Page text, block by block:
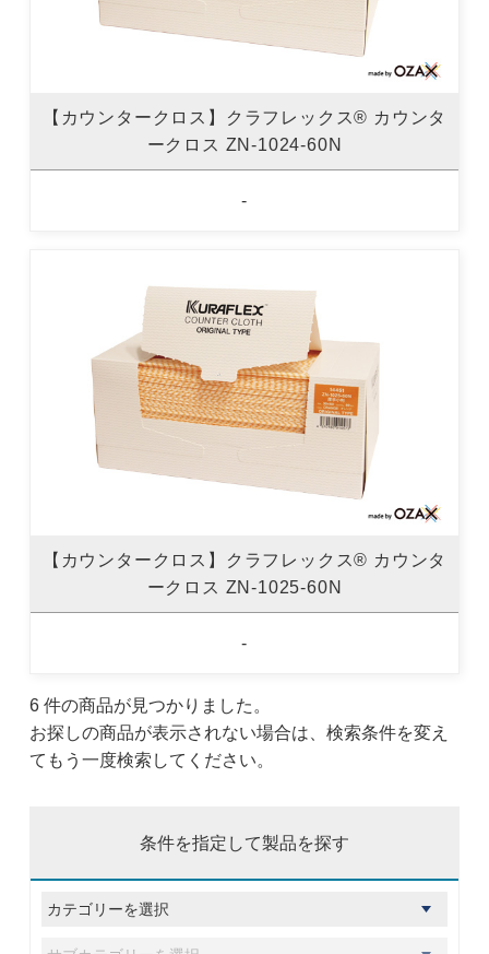
【カウンタークロス】クラフレックス® カウンタ
ークロス ZN-1024-60N
-
【カウンタークロス】クラフレックス® カウンタ
ークロス ZN-1025-60N
-
6 件の商品が見つかりました。
お探しの商品が表示されない場合は、検索条件を変え
てもう一度検索してください。
条件を指定して製品を探す